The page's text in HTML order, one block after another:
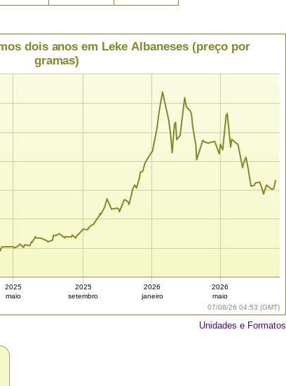
07/08/26 04:53 (GMT)
dois anos em Leke Albaneses (preço por
gramas)
2025
maio
2025
setembro
2026
janeiro
2026
maio
Unidades e Formatos